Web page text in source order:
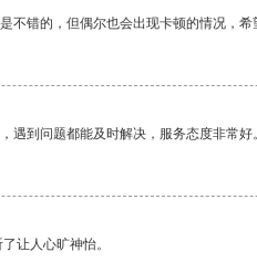
不错的，但偶尔也会出现卡顿的情况，希
遇到问题都能及时解决，服务态度非常好。
让人心旷神怡。